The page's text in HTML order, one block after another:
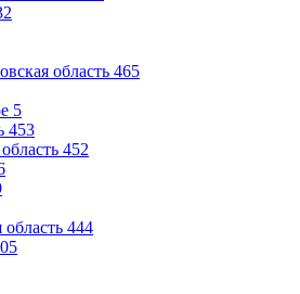
область 465
5
453
452
444